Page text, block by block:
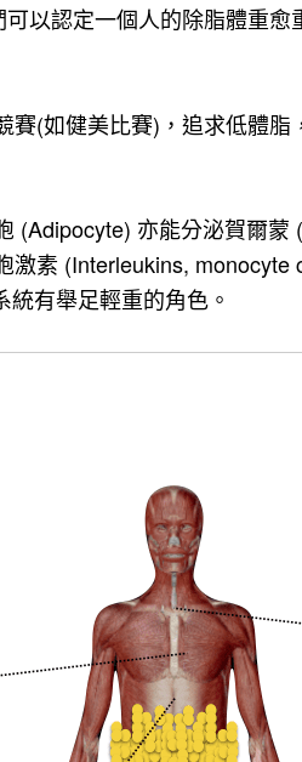
以認定一個人的除脂體重
(如健美比賽)，追求低體
(Adipocyte) 亦能分泌賀爾
激素 (Interleukins,
有舉足輕重的角色。